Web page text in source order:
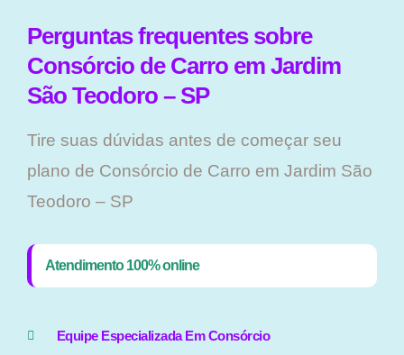
Perguntas frequentes sobre
Consórcio de Carro em Jardim
São Teodoro – SP
Tire suas dúvidas antes de começar seu
plano ​de Consórcio de Carro em Jardim São
Teodoro – SP
Atendimento 100% online
Equipe Especializada Em Consórcio